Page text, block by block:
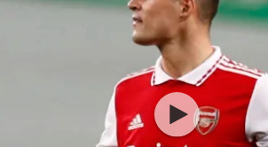
בני יהודה